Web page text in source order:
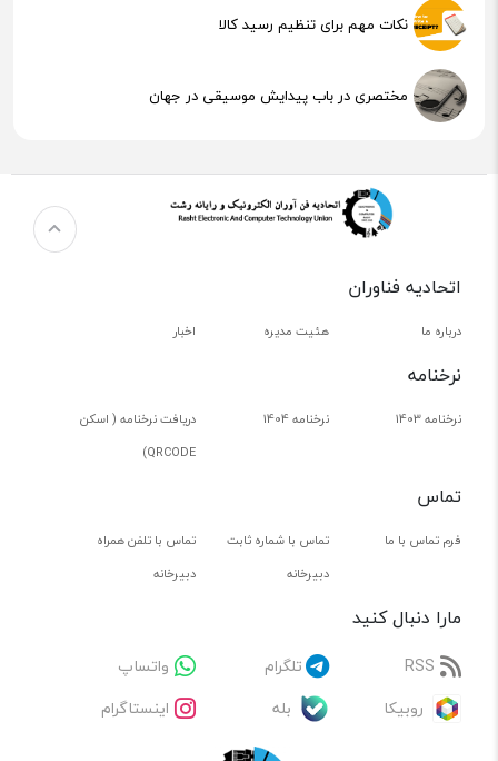
نکات مهم برای تنظیم رسید کالا
مختصری در باب پیدایش موسیقی در جهان
اتحادیه فناوران
درباره ما هئیت مدیره اخبار
نرخنامه
نرخنامه 1403 نرخنامه 1404
دریافت نرخنامه ( اسکن
QRCODE)
تماس
فرم تماس با ما
تماس با شماره ثابت
دبیرخانه
تماس با تلفن همراه
دبیرخانه
مارا دنبال کنید
RSS تلگرام
واتساپ
روبیکا
بله اینستاگرام